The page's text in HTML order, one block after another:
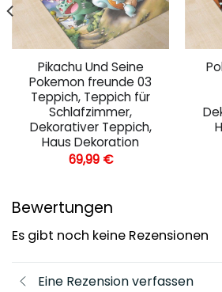
Pikachu Und Seine
Pokemon freunde 03
Teppich, Teppich für
Schlafzimmer,
Dekorativer Teppich,
Haus Dekoration
69,99 €
Bewertungen
Es gibt noch keine Rezensionen
Eine Rezension verfassen